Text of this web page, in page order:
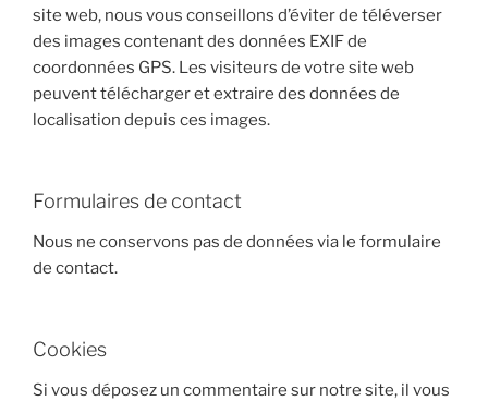
site web, nous vous conseillons d’éviter de téléverser
des images contenant des données EXIF de
coordonnées GPS. Les visiteurs de votre site web
peuvent télécharger et extraire des données de
localisation depuis ces images.
Formulaires de contact
Nous ne conservons pas de données via le formulaire
de contact.
Cookies
Si vous déposez un commentaire sur notre site, il vous